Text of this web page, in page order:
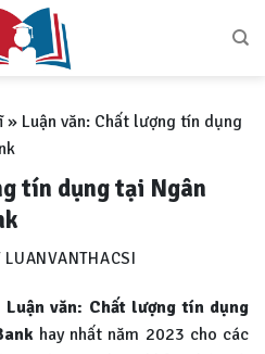
» Luận văn: Chất lượng tín dụng
tín dụng tại Ngân
LUANVANTHACSI
Luận văn: Chất lượng tín dụng
hay nhất năm 2023 cho các